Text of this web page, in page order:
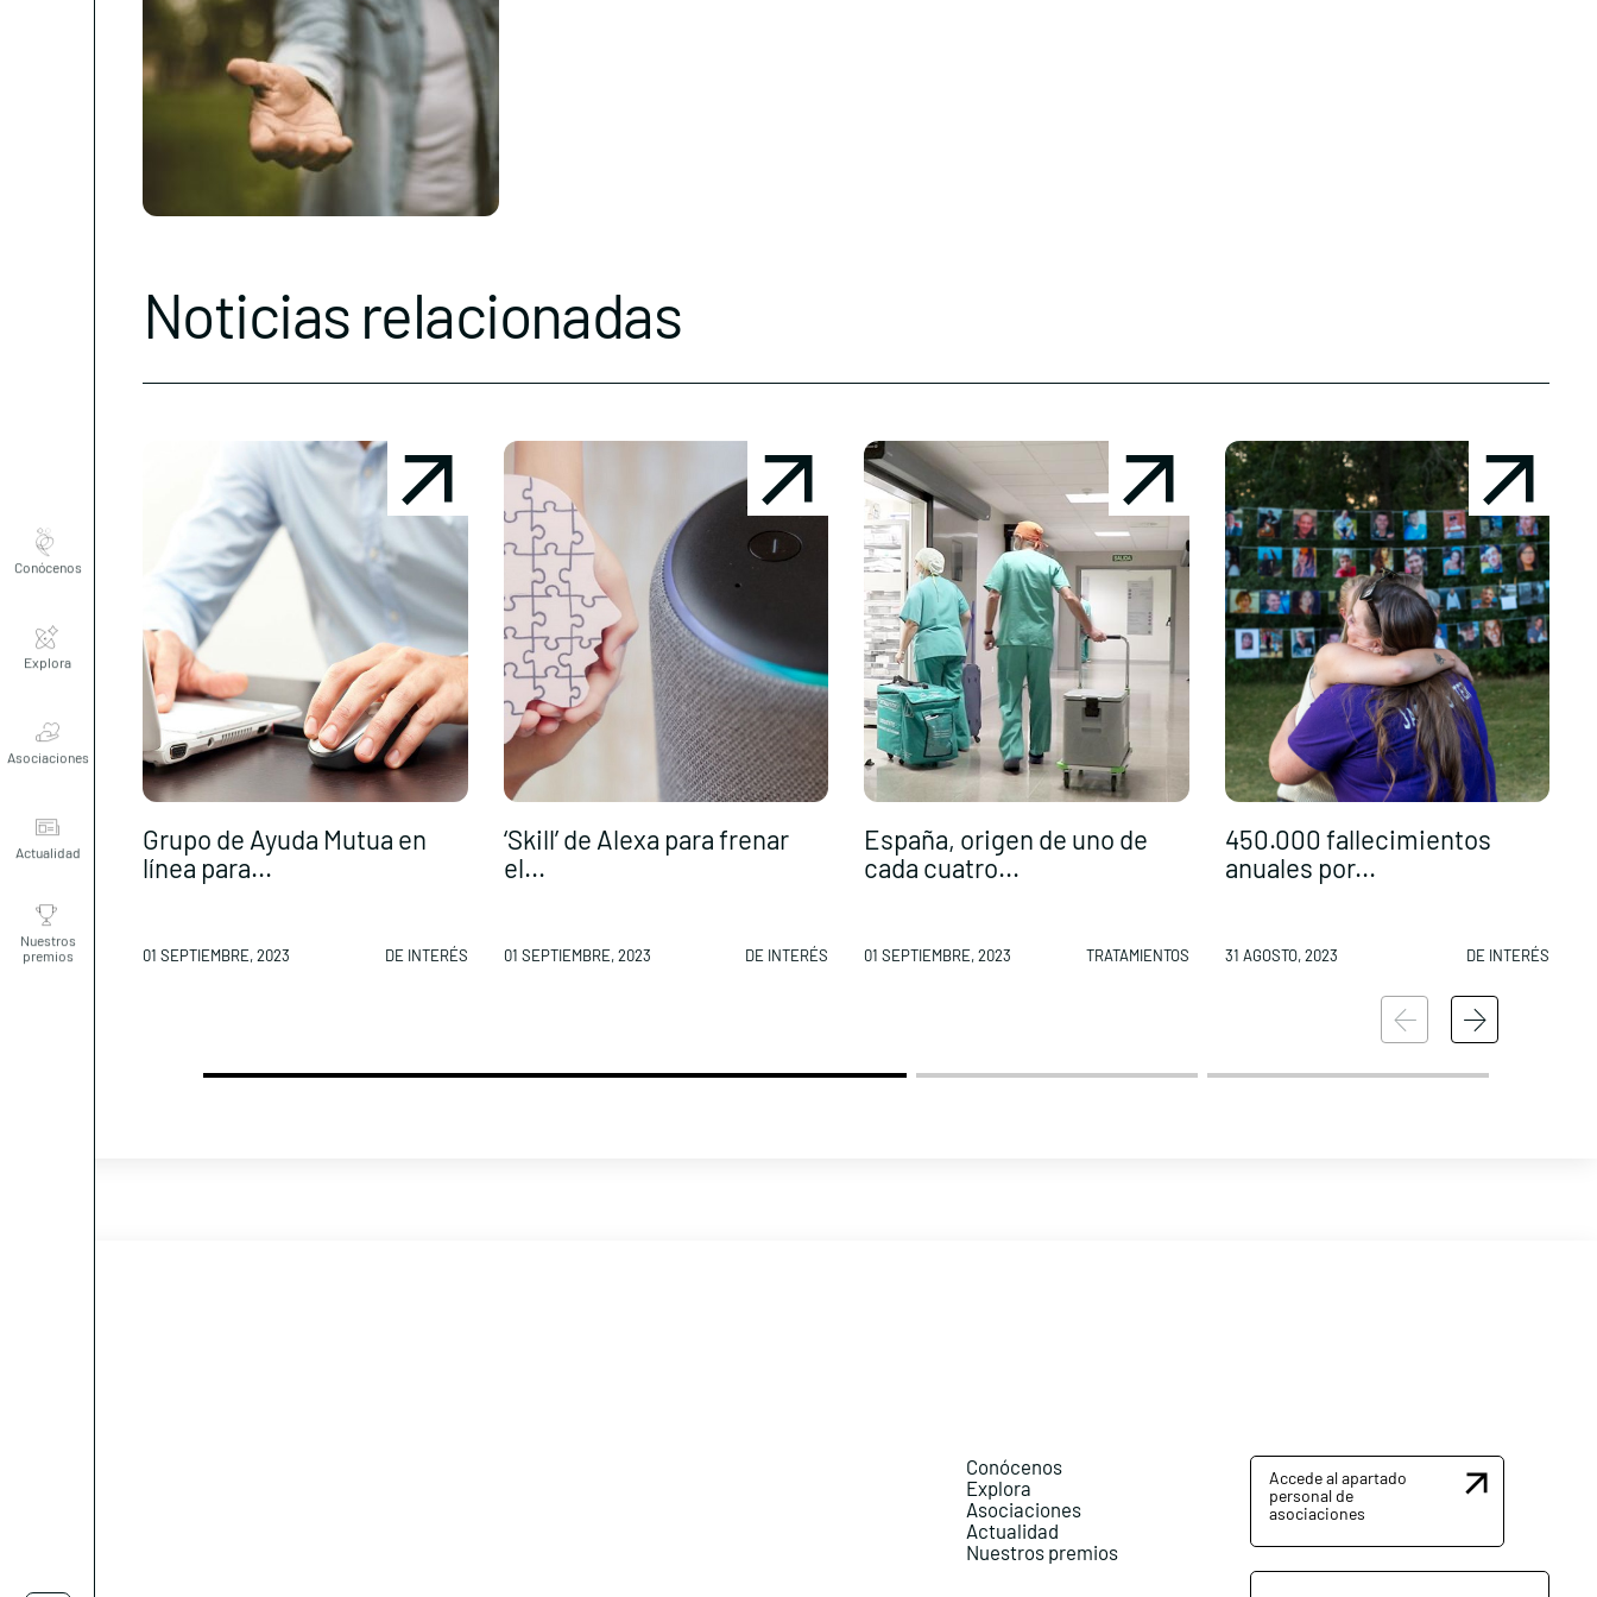
Conócenos
Explora
Asociaciones
Actualidad
Nuestros
premios
Noticias relacionadas
Grupo de Ayuda Mutua en
línea para...
01 SEPTIEMBRE, 2023 DE INTERÉS
‘Skill’ de Alexa para frenar
el...
01 SEPTIEMBRE, 2023 DE INTERÉS
España, origen de uno de
cada cuatro...
01 SEPTIEMBRE, 2023 TRATAMIENTOS
450.000 fallecimientos
anuales por...
31 AGOSTO, 2023 DE INTERÉS
Conócenos
Explora
Asociaciones
Actualidad
Nuestros premios
Accede al apartado
personal de
asociaciones